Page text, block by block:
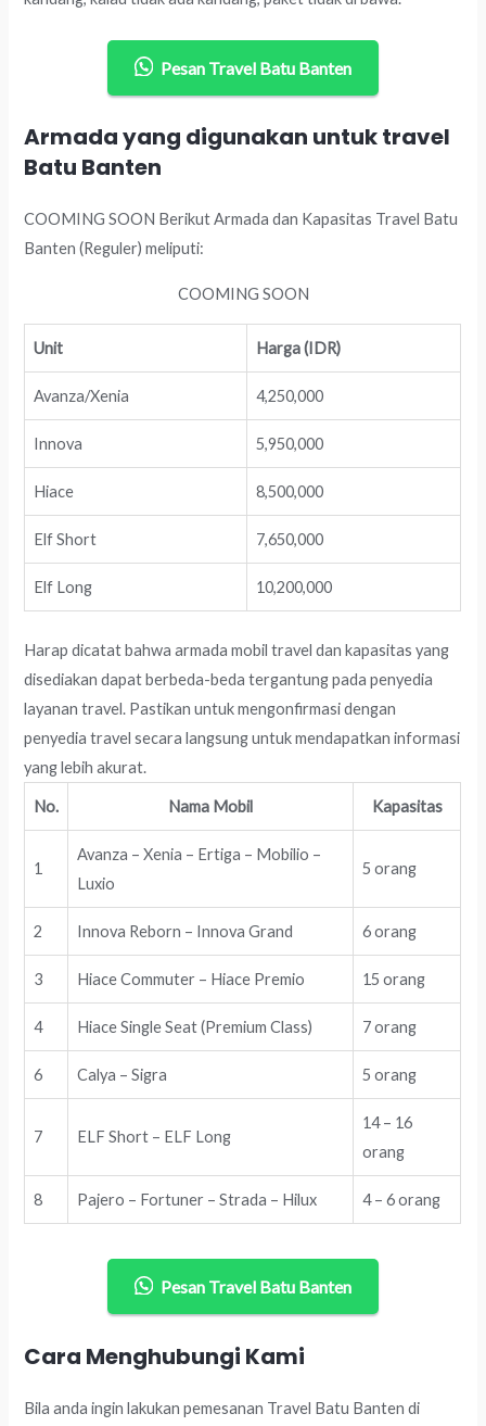
Pesan Travel Batu Banten
Armada yang digunakan untuk travel
Batu Banten
COOMING SOON Berikut Armada dan Kapasitas Travel Batu
Banten (Reguler) meliputi:
COOMING SOON
Unit Harga (IDR)
Avanza/Xenia 4,250,000
Innova 5,950,000
Hiace 8,500,000
Elf Short 7,650,000
Elf Long 10,200,000
Harap dicatat bahwa armada mobil travel dan kapasitas yang
disediakan dapat berbeda-beda tergantung pada penyedia
layanan travel. Pastikan untuk mengonfirmasi dengan
penyedia travel secara langsung untuk mendapatkan informasi
yang lebih akurat.
No. Nama Mobil Kapasitas
1
Avanza – Xenia – Ertiga – Mobilio –
Luxio
5 orang
2 Innova Reborn – Innova Grand 6 orang
3 Hiace Commuter – Hiace Premio 15 orang
4 Hiace Single Seat (Premium Class) 7 orang
6 Calya – Sigra 5 orang
7 ELF Short – ELF Long
14 – 16
orang
8 Pajero – Fortuner – Strada – Hilux 4 – 6 orang
Pesan Travel Batu Banten
Cara Menghubungi Kami
Bila anda ingin lakukan pemesanan Travel Batu Banten di